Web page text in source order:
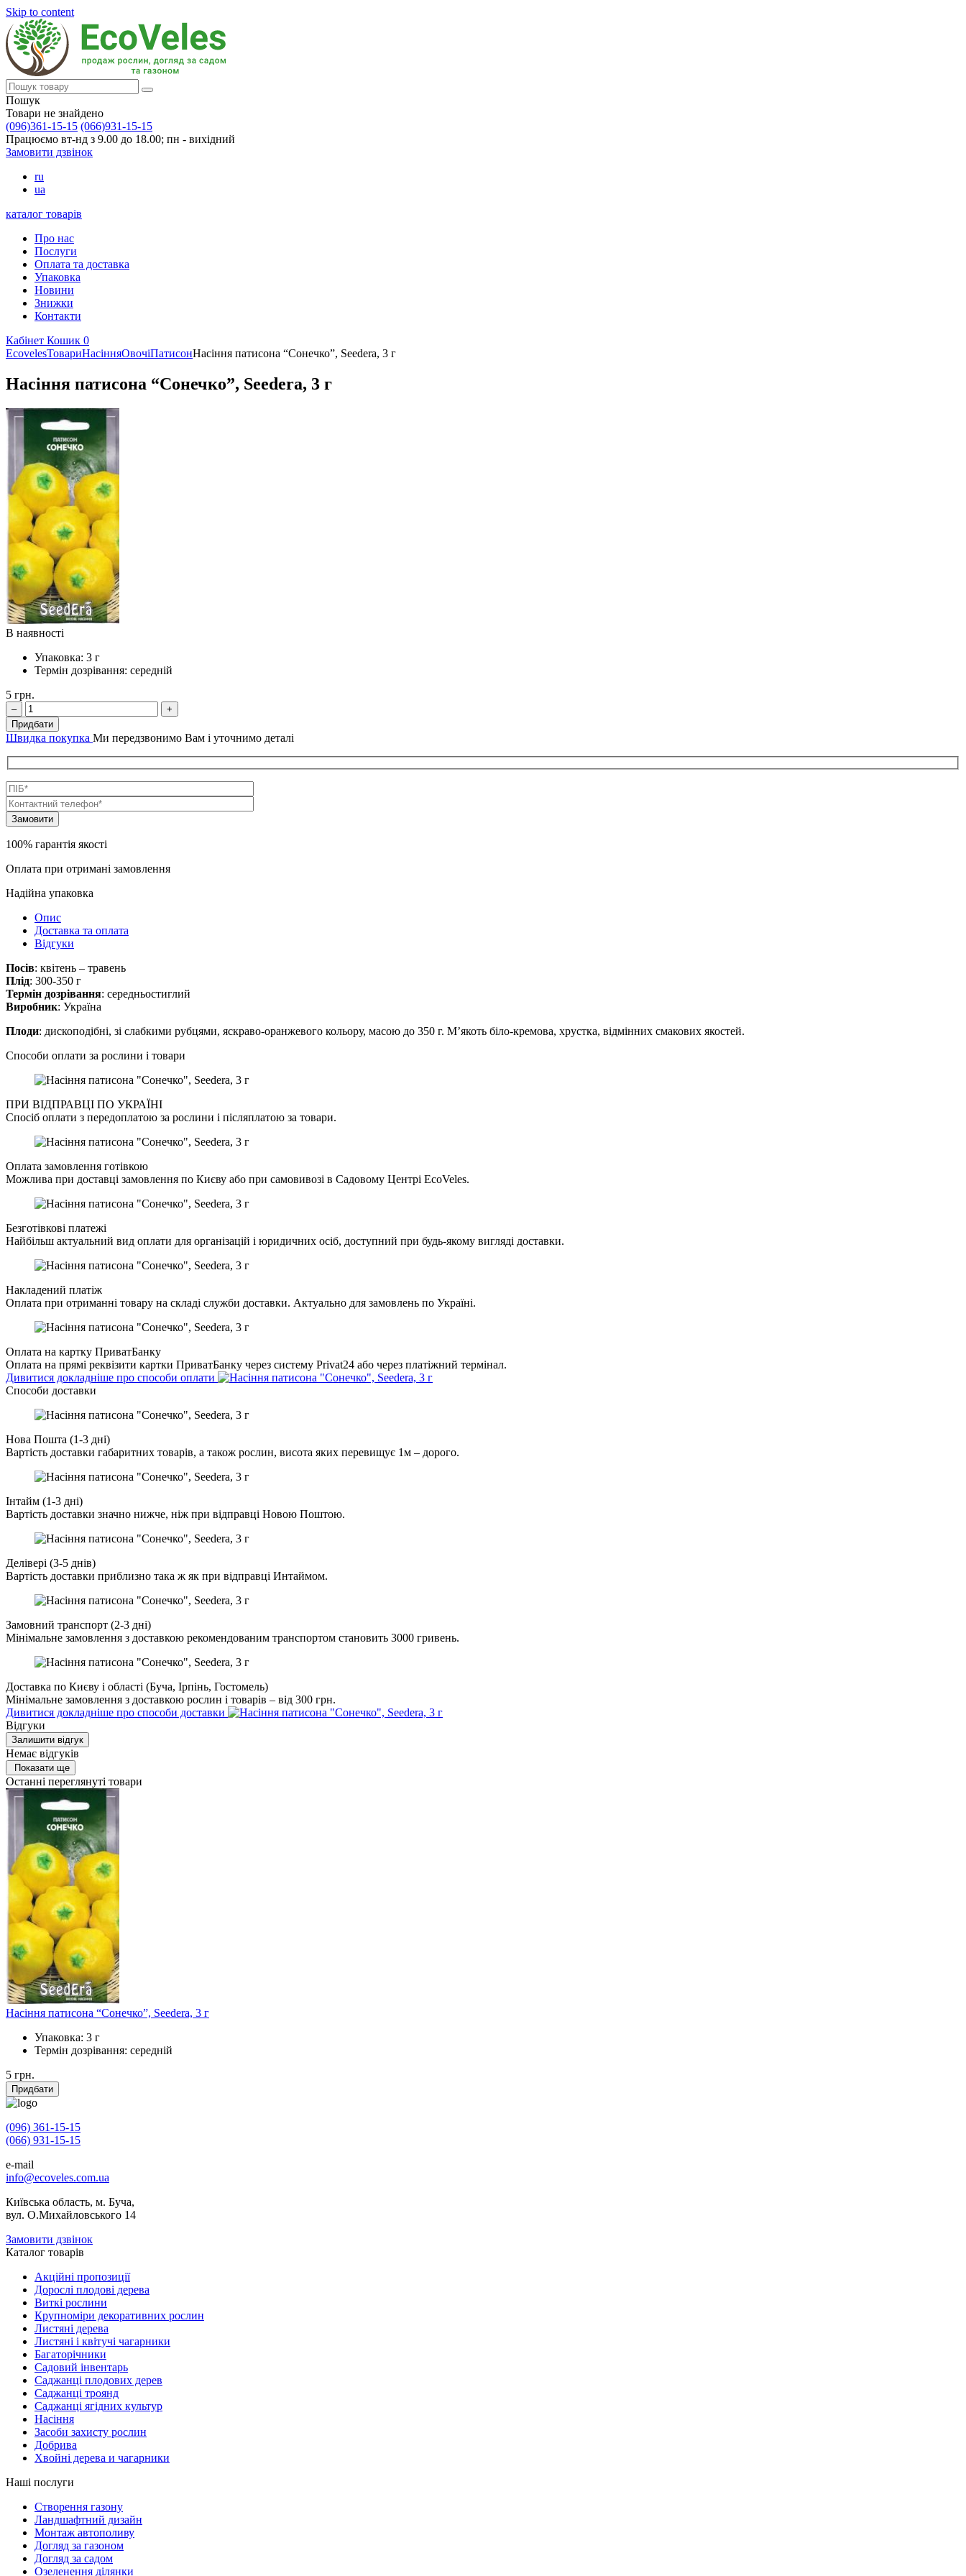
Skip to content
Пошук
Товари не знайдено
(096)361-15-15 (066)931-15-15
Працюємо вт-нд з 9.00 до 18.00; пн - вихідний
Замовити дзвінок
ru
ua
каталог товарів
Про нас
Послуги
Оплата та доставка
Упаковка
Новини
Знижки
Контакти
Кабінет Кошик 0
EcovelesТовариНасінняОвочіПатисонНасіння патисона “Сонечко”, Seedera, 3 г
Насіння патисона “Сонечко”, Seedera, 3 г
В наявності
Упаковка: 3 г
Термін дозрівання: середній
5 грн.
–
+
Придбати
Швидка покупка Ми передзвонимо Вам і уточнимо деталі
100% гарантія якості
Оплата при отримані замовлення
Надійна упаковка
Опис
Доставка та оплата
Відгуки
Посів: квітень – травень
Плід: 300-350 г
Термін дозрівання: середньостиглий
Виробник: Україна
Плоди: дископодібні, зі слабкими рубцями, яскраво-оранжевого кольору, масою до 350 г. М’якоть біло-кремова, хрустка, відмінних смакових якостей.
Способи оплати за рослини і товари
ПРИ ВІДПРАВЦІ ПО УКРАЇНІ
Спосіб оплати з передоплатою за рослини і післяплатою за товари.
Оплата замовлення готівкою
Можлива при доставці замовлення по Києву або при самовивозі в Садовому Центрі EcoVeles.
Безготівкові платежі
Найбільш актуальний вид оплати для організацій і юридичних осіб, доступний при будь-якому вигляді доставки.
Накладений платіж
Оплата при отриманні товару на складі служби доставки. Актуально для замовлень по Україні.
Оплата на картку ПриватБанку
Оплата на прямі реквізити картки ПриватБанку через систему Privat24 або через платіжний термінал.
Дивитися докладніше про способи оплати
Cпособи доставки
Нова Пошта (1-3 дні)
Вартість доставки габаритних товарів, а також рослин, висота яких перевищує 1м – дорого.
Інтайм (1-3 дні)
Вартість доставки значно нижче, ніж при відправці Новою Поштою.
Делівері (3-5 днів)
Вартість доставки приблизно така ж як при відправці Интаймом.
Замовний транспорт (2-3 дні)
Мінімальне замовлення з доставкою рекомендованим транспортом становить 3000 гривень.
Доставка по Києву і області (Буча, Ірпінь, Гостомель)
Мінімальне замовлення з доставкою рослин і товарів – від 300 грн.
Дивитися докладніше про способи доставки
Відгуки
Залишити відгук
Немає відгуків
Показати ще
Останні переглянуті товари
Насіння патисона “Сонечко”, Seedera, 3 г
Упаковка: 3 г
Термін дозрівання: середній
5 грн.
Придбати
(096) 361-15-15
(066) 931-15-15
e-mail
info@ecoveles.com.ua
Київська область, м. Буча,
вул. О.Михайловського 14
Замовити дзвінок
Каталог товарів
Акційні пропозиції
Дорослі плодові дерева
Виткі рослини
Крупноміри декоративних рослин
Листяні дерева
Листяні і квітучі чагарники
Багаторічники
Садовий інвентарь
Саджанці плодових дерев
Саджанці троянд
Саджанці ягідних культур
Насіння
Засоби захисту рослин
Добрива
Хвойні дерева и чагарники
Наші послуги
Створення газону
Ландшафтний дизайн
Монтаж автополиву
Догляд за газоном
Догляд за садом
Озеленення ділянки